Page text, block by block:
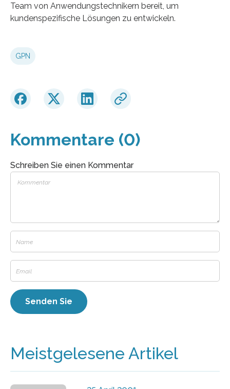
Team von Anwendungstechnikern bereit, um
kundenspezifische Lösungen zu entwickeln.
GPN
Kommentare (0)
Schreiben Sie einen Kommentar
Meistgelesene Artikel